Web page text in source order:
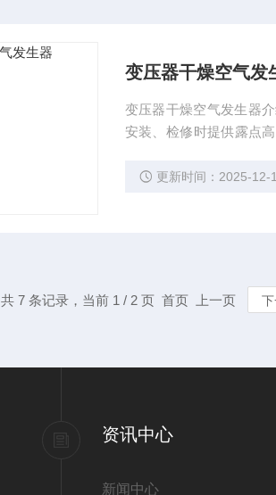
变压器干燥空气发
变压器干燥空气发生器介绍: KSGZJ干燥空气发生器，专为变压器、电抗器等大型
安装、检修时提供露点
聚结式油水分离、超精
更新时间：2025-12-
共 7 条记录，当前 1 / 2 页 首页 上一页
资讯中心
新闻中心